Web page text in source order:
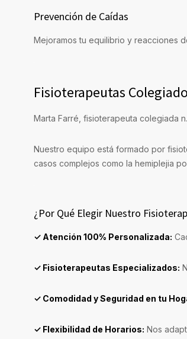
Prevención de Caídas
Mejoramos tu equilibrio y reacciones
Fisioterapeutas
Marta Farré, fisioterapeuta colegiada
Nuestro equipo está formado por
casos complejos como la hemiplejia
¿Por Qué Elegir Nuestro
✓ Atención 100% Personalizada:
✓ Fisioterapeutas Especializados:
✓ Comodidad y Seguridad en tu
✓ Flexibilidad de Horarios: Nos